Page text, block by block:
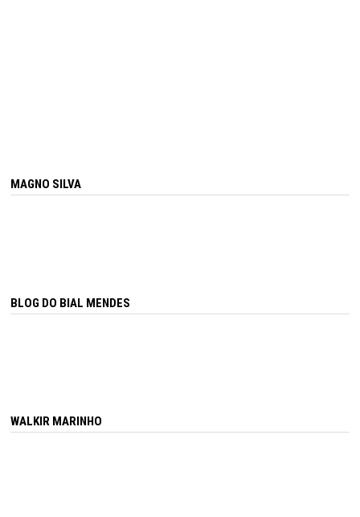
MAGNO SILVA
BLOG DO BIAL MENDES
WALKIR MARINHO